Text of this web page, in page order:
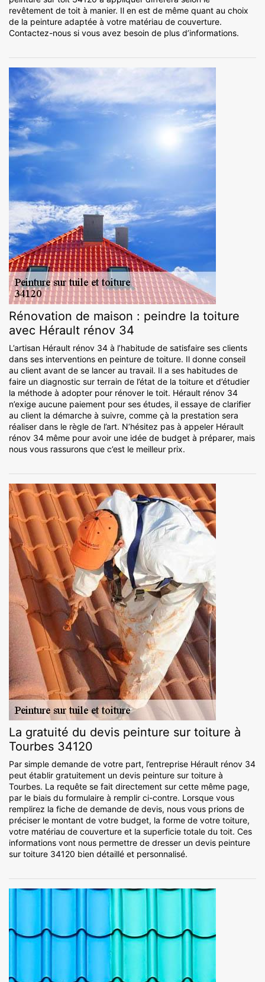
revêtement de toit à manier. Il en est de même quant au choix
de la peinture adaptée à votre matériau de couverture.
Contactez-nous si vous avez besoin de plus d’informations.
Rénovation de maison : peindre la toiture
avec Hérault rénov 34
L’artisan Hérault rénov 34 à l’habitude de satisfaire ses clients
dans ses interventions en peinture de toiture. Il donne conseil
au client avant de se lancer au travail. Il a ses habitudes de
faire un diagnostic sur terrain de l’état de la toiture et d’étudier
la méthode à adopter pour rénover le toit. Hérault rénov 34
n’exige aucune paiement pour ses études, il essaye de clarifier
au client la démarche à suivre, comme çà la prestation sera
réaliser dans le règle de l’art. N’hésitez pas à appeler Hérault
rénov 34 même pour avoir une idée de budget à préparer, mais
nous vous rassurons que c’est le meilleur prix.
La gratuité du devis peinture sur toiture à
Tourbes 34120
Par simple demande de votre part, l’entreprise Hérault rénov 34
peut établir gratuitement un devis peinture sur toiture à
Tourbes. La requête se fait directement sur cette même page,
par le biais du formulaire à remplir ci-contre. Lorsque vous
remplirez la fiche de demande de devis, nous vous prions de
préciser le montant de votre budget, la forme de votre toiture,
votre matériau de couverture et la superficie totale du toit. Ces
informations vont nous permettre de dresser un devis peinture
sur toiture 34120 bien détaillé et personnalisé.